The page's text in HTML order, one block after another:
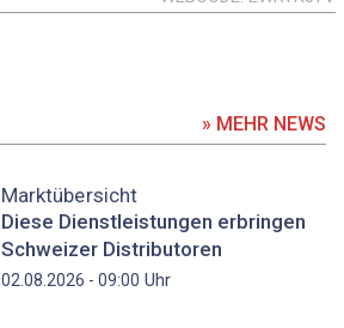
» MEHR NEWS
Marktübersicht
Diese Dienstleistungen erbringen
Schweizer Distributoren
02.08.2026 - 09:00 Uhr